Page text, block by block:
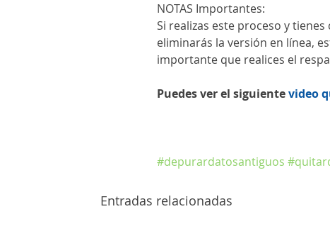
NOTAS Importantes:
Si realizas este proceso y
eliminarás la versión en línea,
importante que realices el
Puedes ver el siguiente video
#depurardatosantiguos
Entradas relacionadas